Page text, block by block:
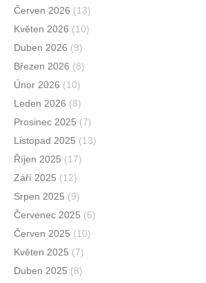
Červen 2026 (13)
Květen 2026 (10)
Duben 2026 (9)
Březen 2026 (8)
Únor 2026 (10)
Leden 2026 (8)
Prosinec 2025 (7)
Listopad 2025 (13)
Říjen 2025 (17)
Září 2025 (12)
Srpen 2025 (9)
Červenec 2025 (6)
Červen 2025 (10)
Květen 2025 (7)
Duben 2025 (8)